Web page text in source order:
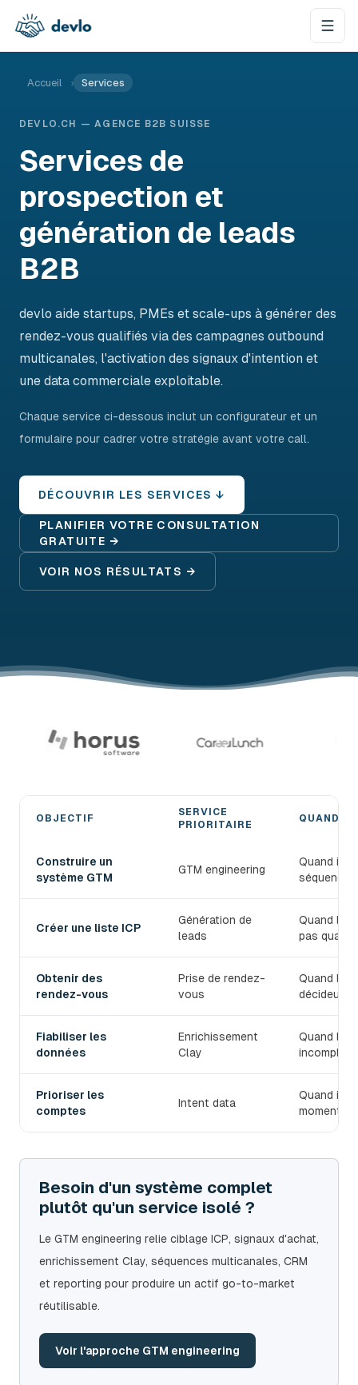
Accueil › Services
DEVLO.CH — AGENCE B2B SUISSE
Services de
prospection et
génération de leads
B2B
devlo aide startups, PMEs et scale-ups à générer des
rendez-vous qualifiés via des campagnes outbound
multicanales, l'activation des signaux d'intention et
une data commerciale exploitable.
Chaque service ci-dessous inclut un configurateur et un
formulaire pour cadrer votre stratégie avant votre call.
DÉCOUVRIR LES SERVICES ↓
PLANIFIER VOTRE CONSULTATION
GRATUITE →
VOIR NOS RÉSULTATS →
OBJECTIF
SERVICE
PRIORITAIRE
QUAND
Construire un
système GTM
GTM engineering
Quand il
Créer une liste ICP
Génération de
leads
Quand le
pas
Obtenir des
rendez-vous
Prise de rendez-
vous
Quand
décideurs.
Fiabiliser les
données
Enrichissement
Clay
Quand les
Prioriser les
comptes
Intent data
Quand il
moment.
Besoin d'un système complet
plutôt qu'un service isolé ?
Le GTM engineering relie ciblage ICP, signaux d'achat,
enrichissement Clay, séquences multicanales, CRM
et reporting pour produire un actif go-to-market
réutilisable.
Voir l'approche GTM engineering